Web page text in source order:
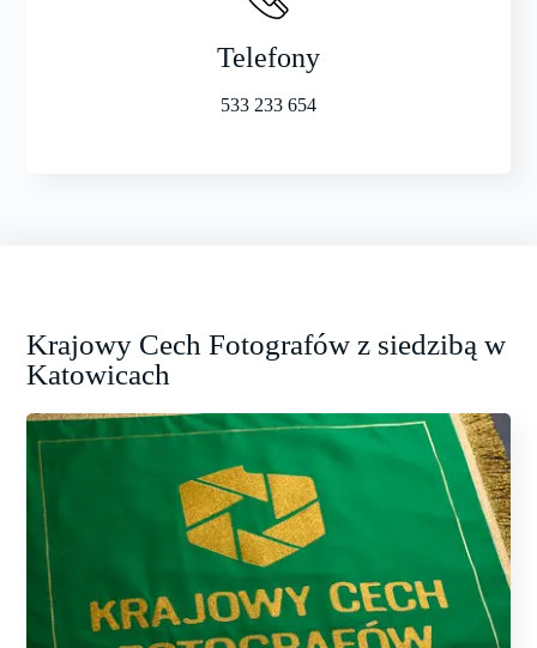
Telefony
533 233 654
Krajowy Cech Fotografów z siedzibą w
Katowicach